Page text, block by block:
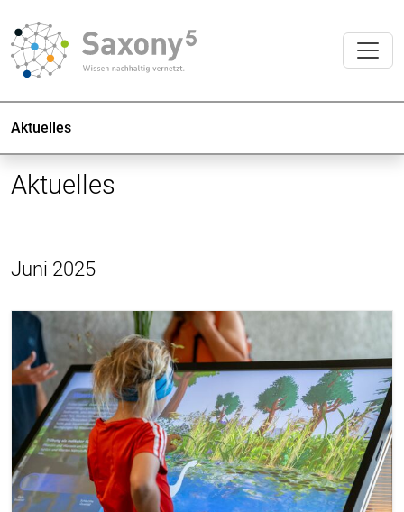
Aktuelles
Aktuelles
Juni 2025